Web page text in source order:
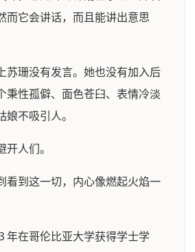
而它会讲话，而且能讲出意思
苏珊没有发言。她也没有加入后
秉性孤僻、面色苍臼、表情冷淡
娘不吸引人。
开人们。
看到这一切，内心像燃起火焰一
年在哥伦比亚大学获得学士学